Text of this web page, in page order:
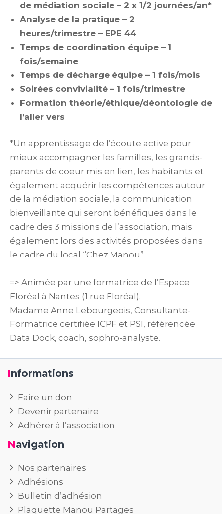
de médiation sociale – 2 x 1/2 journées/an*
Analyse de la pratique – 2
heures/trimestre – EPE 44
Temps de coordination équipe – 1
fois/semaine
Temps de décharge équipe – 1 fois/mois
Soirées convivialité – 1 fois/trimestre
Formation théorie/éthique/déontologie de
l’aller vers
*Un apprentissage de l’écoute active pour
mieux accompagner les familles, les grands-
parents de coeur mis en lien, les habitants et
également acquérir les compétences autour
de la médiation sociale, la communication
bienveillante qui seront bénéfiques dans le
cadre des 3 missions de l’association, mais
également lors des activités proposées dans
le cadre du local “Chez Manou”.
=> Animée par une formatrice de l’Espace
Floréal à Nantes (1 rue Floréal).
Madame Anne Lebourgeois, Consultante-
Formatrice certifiée ICPF et PSI, référencée
Data Dock, coach, sophro-analyste.
Informations
Faire un don
Devenir partenaire
Adhérer à l’association
Navigation
Nos partenaires
Adhésions
Bulletin d’adhésion
Plaquette Manou Partages